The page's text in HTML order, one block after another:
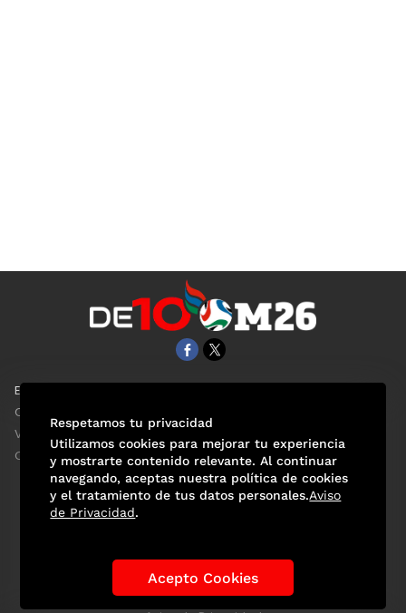
EL UNIVERSAL
Clase
ViveUSA
Confabulario
Historia de los Mundiales Lo viral Anécdotas Mundialistas
Las Figuras Tendencias Directorio
Respetamos tu privacidad
Utilizamos cookies para mejorar tu experiencia
y mostrarte contenido relevante. Al continuar
navegando, aceptas nuestra política de cookies
y el tratamiento de tus datos personales.Aviso
de Privacidad.
Acepto Cookies